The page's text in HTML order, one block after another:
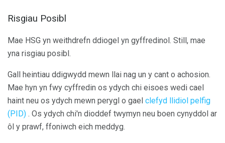
Risgiau Posibl
Mae HSG yn weithdrefn ddiogel yn gyffredinol. Still, mae
yna risgiau posibl.
Gall heintiau ddigwydd mewn llai nag un y cant o achosion.
Mae hyn yn fwy cyffredin os ydych chi eisoes wedi cael
haint neu os ydych mewn perygl o gael clefyd llidiol pelfig
(PID) . Os ydych chi'n dioddef twymyn neu boen cynyddol ar
ôl y prawf, ffoniwch eich meddyg.